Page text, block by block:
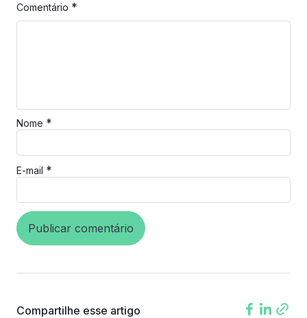
Comentário *
Nome *
E-mail *
Compartilhe esse artigo